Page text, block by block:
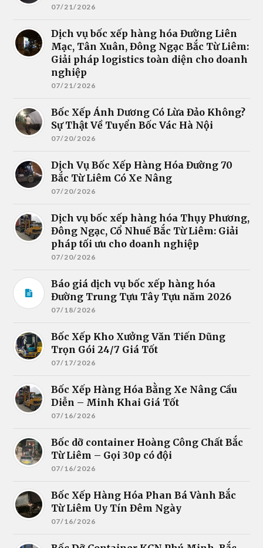
07/21/2026
Dịch vụ bốc xếp hàng hóa Đường Liên
Mạc, Tân Xuân, Đông Ngạc Bắc Từ Liêm:
Giải pháp logistics toàn diện cho doanh
nghiệp
07/21/2026
Bốc Xếp Ánh Dương Có Lừa Đảo Không?
Sự Thật Về Tuyển Bốc Vác Hà Nội
07/20/2026
Dịch Vụ Bốc Xếp Hàng Hóa Đường 70
Bắc Từ Liêm Có Xe Nâng
07/20/2026
Dịch vụ bốc xếp hàng hóa Thụy Phương,
Đông Ngạc, Cổ Nhuế Bắc Từ Liêm: Giải
pháp tối ưu cho doanh nghiệp
07/20/2026
Báo giá dịch vụ bốc xếp hàng hóa
Đường Trung Tựu Tây Tựu năm 2026
07/18/2026
Bốc Xếp Kho Xưởng Văn Tiến Dũng
Trọn Gói 24/7 Giá Tốt
07/17/2026
Bốc Xếp Hàng Hóa Bằng Xe Nâng Cầu
Diễn – Minh Khai Giá Tốt
07/16/2026
Bốc dỡ container Hoàng Công Chất Bắc
Từ Liêm – Gọi 30p có đội
07/16/2026
Bốc Xếp Hàng Hóa Phan Bá Vành Bắc
Từ Liêm Uy Tín Đêm Ngày
07/16/2026